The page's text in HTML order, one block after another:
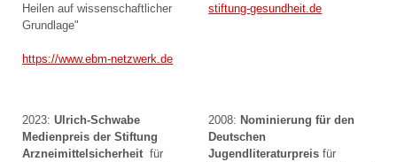
Heilen auf wissenschaftlicher
Grundlage"
https://www.ebm-netzwerk.de
stiftung-gesundheit.de
2023: Ulrich-Schwabe
Medienpreis der Stiftung
Arzneimittelsicherheit für
2008: Nominierung für den
Deutschen
Jugendliteraturpreis für